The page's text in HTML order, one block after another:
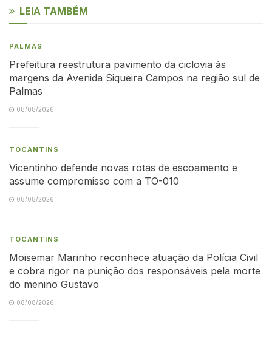
LEIA TAMBÉM
PALMAS
Prefeitura reestrutura pavimento da ciclovia às
margens da Avenida Siqueira Campos na região sul de
Palmas
08/08/2026
TOCANTINS
Vicentinho defende novas rotas de escoamento e
assume compromisso com a TO-010
08/08/2026
TOCANTINS
Moisemar Marinho reconhece atuação da Polícia Civil
e cobra rigor na punição dos responsáveis pela morte
do menino Gustavo
08/08/2026